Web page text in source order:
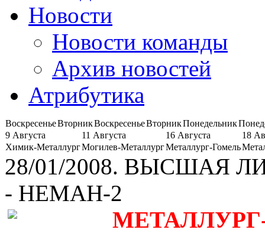
Новости
Новости команды
Архив новостей
Атрибутика
ВоскресеньеВторникВоскресеньеВторникПонедельник
9 Августа
11 Августа 16 Августа
18
Химик-МеталлургМогилев-МеталлургМеталлург-Гомель
28/01/2008. ВЫСШАЯ
- НЕМАН-2
МЕТАЛЛУРГ-